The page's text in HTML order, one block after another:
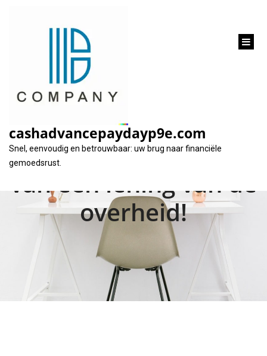
cashadvancepaydayp9e.com
Snel, eenvoudig en betrouwbaar: uw brug naar financiële
gemoedsrust.
Financiële
ondersteuning nodig?
Ontdek de voordelen
van een lening van de
overheid!